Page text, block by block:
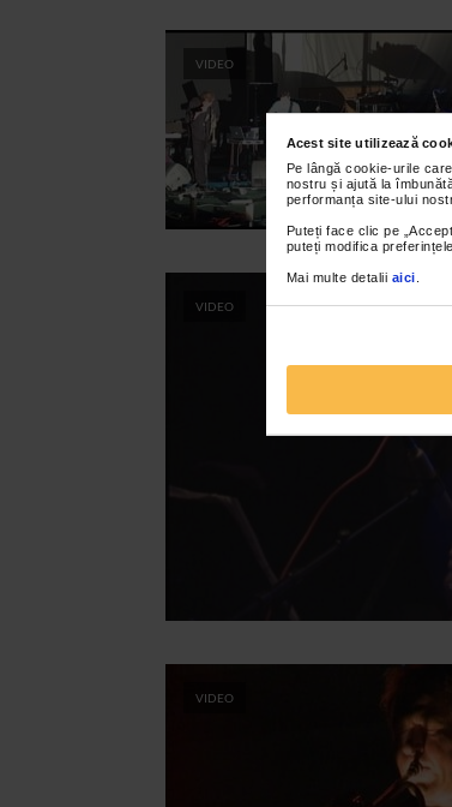
Acest site utilizează
Pe lângă cookie-urile
nostru și ajută la
performanța site-ului
Puteți face clic pe
puteți modifica
Mai multe detalii aici
VIDEO
VIDEO
VIDEO